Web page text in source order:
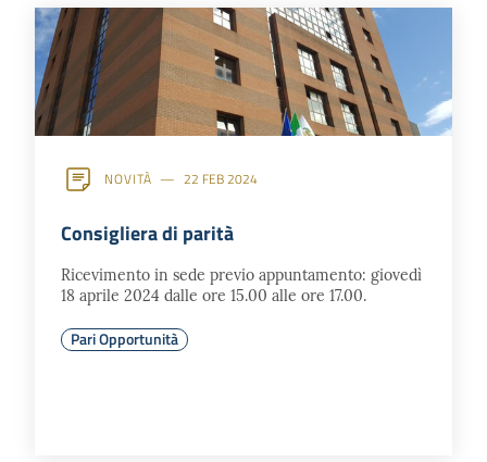
NOVITÀ 22 FEB 2024
Consigliera di parità
Ricevimento in sede previo appuntamento: giovedì
18 aprile 2024 dalle ore 15.00 alle ore 17.00.
Pari Opportunità